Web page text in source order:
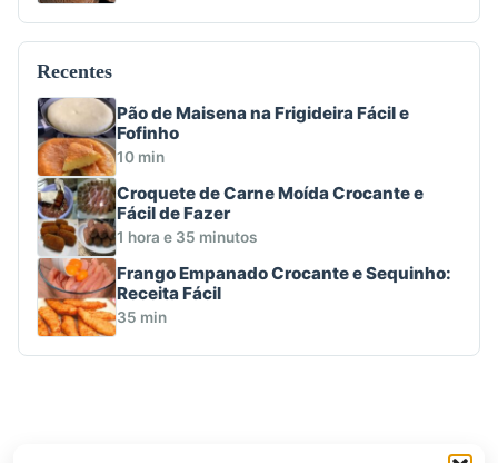
Recentes
Pão de Maisena na Frigideira Fácil e
Fofinho
10 min
Croquete de Carne Moída Crocante e
Fácil de Fazer
1 hora e 35 minutos
Frango Empanado Crocante e Sequinho:
Receita Fácil
35 min